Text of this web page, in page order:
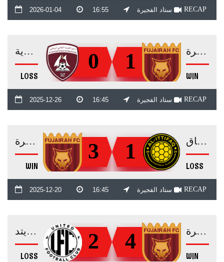
2026-01-04 16:55 ستاد الفجيرة RECAP
0 الحمرية
LOSS
1 الفجيرة
WIN
2025-12-26 16:45 ستاد الفجيرة RECAP
3 الفجيرة
WIN
1 الاتفاق
LOSS
2025-12-20 16:45 ستاد الفجيرة RECAP
2 يونايتد
LOSS
4 الفجيرة
WIN